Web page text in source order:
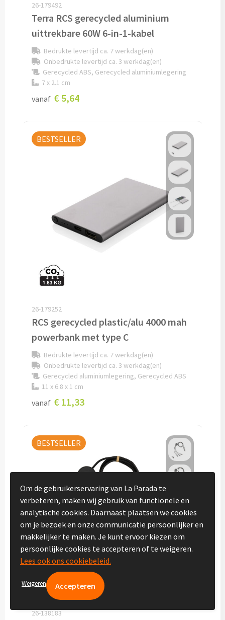
Alle auto artikelen
Fiets artikelen
Zadelhoesjes bedrukken
Fietslampjes bedrukken
Fietsbellen bedrukken
Fietstassen bedrukken
Custom made
Custom made bagageriemen & bagagelabels
Custom made zadelhoesjes
Pashouders bedrukken
Portemonnees's bedrukken
Reisetui's & Reisportefeuilles bedrukken
Zomer & Strand
Zonnebrillen bedrukken
Strandballen bedrukken
Handwaaiers bedrukken
Strandtassen bedrukken
Strandmatten bedrukken
Strandstoelen bedrukken
Parasols bedrukken
26-179492
Terra RCS gerecycled aluminium
uittrekbare 60W 6-in-1-kabel
Bedrukte levertijd ca. 7 werkdag(en)
Onbedrukte levertijd ca. 3 werkdag(en)
Gerecycled ABS, Gerecycled aluminiumlegering
7 x 2.1 cm
vanaf € 5,64
BESTSELLER
26-179252
RCS gerecycled plastic/alu 4000 mah
powerbank met type C
Bedrukte levertijd ca. 7 werkdag(en)
Onbedrukte levertijd ca. 3 werkdag(en)
Gerecycled aluminiumlegering, Gerecycled ABS
11 x 6.8 x 1 cm
vanaf € 11,33
BESTSELLER
26-138183
Om de gebruikerservaring van La Parada te
verbeteren, maken wij gebruik van functionele en
analytische cookies. Daarnaast plaatsen we cookies
om je bezoek en onze communicatie persoonlijker en
makkelijker te maken. Je kunt ervoor kiezen om
persoonlijke cookies te accepteren of te weigeren.
Lees ook ons cookiebeleid.
Weigeren